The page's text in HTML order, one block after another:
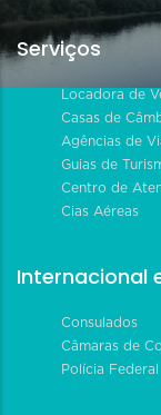
Serviços
Locadora de
Casas de
Agências de
Guias de
Centro de
Cias Aéreas
Internacional
Consulados
Câmaras de
Polícia Federal